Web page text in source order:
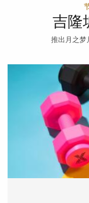
吉隆
推出月之梦